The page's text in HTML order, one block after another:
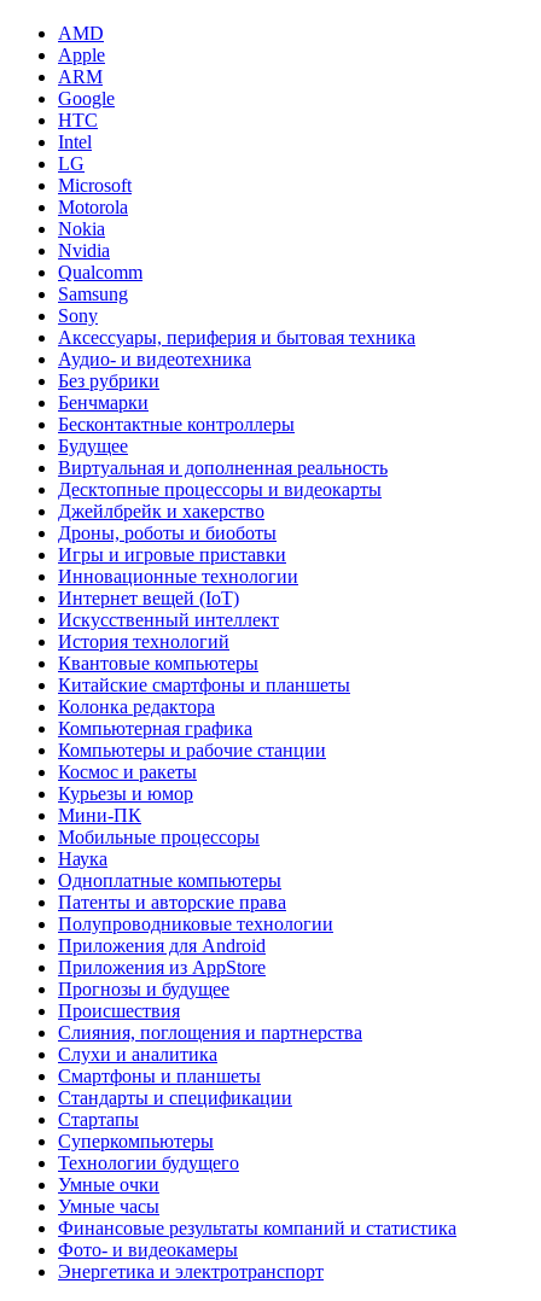
AMD
Apple
ARM
Google
HTC
Intel
LG
Microsoft
Motorola
Nokia
Nvidia
Qualcomm
Samsung
Sony
Аксессуары, периферия и бытовая техника
Аудио- и видеотехника
Без рубрики
Бенчмарки
Бесконтактные контроллеры
Будущее
Виртуальная и дополненная реальность
Десктопные процессоры и видеокарты
Джейлбрейк и хакерство
Дроны, роботы и биоботы
Игры и игровые приставки
Инновационные технологии
Интернет вещей (IoT)
Искусственный интеллект
История технологий
Квантовые компьютеры
Китайские смартфоны и планшеты
Колонка редактора
Компьютерная графика
Компьютеры и рабочие станции
Космос и ракеты
Курьезы и юмор
Мини-ПК
Мобильные процессоры
Наука
Одноплатные компьютеры
Патенты и авторские права
Полупроводниковые технологии
Приложения для Android
Приложения из AppStore
Прогнозы и будущее
Происшествия
Слияния, поглощения и партнерства
Слухи и аналитика
Смартфоны и планшеты
Стандарты и спецификации
Стартапы
Суперкомпьютеры
Технологии будущего
Умные очки
Умные часы
Финансовые результаты компаний и статистика
Фото- и видеокамеры
Энергетика и электротранспорт